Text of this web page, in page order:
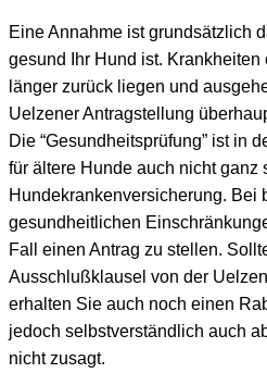
Eine Annahme ist grundsätzlich
gesund Ihr Hund ist.
länger zurück liegen und
Uelzener Antragstellung
Die “Gesundheitsprüfung” ist in
für ältere Hunde auch nicht ganz
Hundekrankenversicherung. Bei
gesundheitlichen
Fall einen Antrag zu stellen.
Ausschlußklausel von der
erhalten Sie auch noch einen
jedoch selbstverständlich auch
nicht zusagt.